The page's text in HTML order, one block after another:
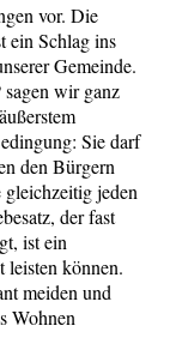
vor. Die
ein Schlag ins
Gemeinde.
wir ganz
Sie darf
den Bürgern
jeden
der fast
ist ein
leisten können.
meiden und
Wohnen